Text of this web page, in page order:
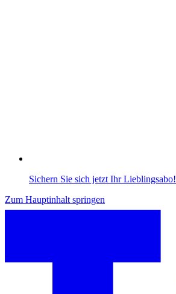
Sichern Sie sich jetzt Ihr Lieblingsabo!
Zum Hauptinhalt springen